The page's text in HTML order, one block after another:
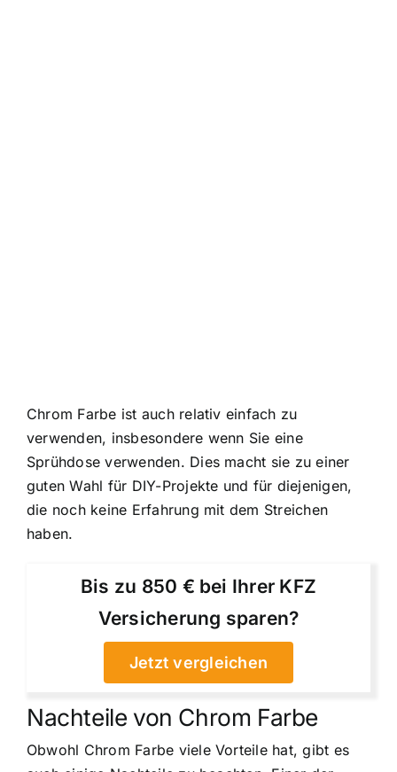
Chrom Farbe ist auch relativ einfach zu
verwenden, insbesondere wenn Sie eine
Sprühdose verwenden. Dies macht sie zu einer
guten Wahl für DIY-Projekte und für diejenigen,
die noch keine Erfahrung mit dem Streichen
haben.
Bis zu 850 € bei Ihrer KFZ
Versicherung sparen?
Jetzt vergleichen
Nachteile von Chrom Farbe
Obwohl Chrom Farbe viele Vorteile hat, gibt es